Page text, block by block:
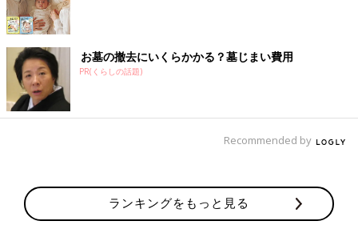
お墓の撤去にいくらかかる？墓じまい費用
PR(くらしの話題)
Recommended by
ランキングをもっと見る